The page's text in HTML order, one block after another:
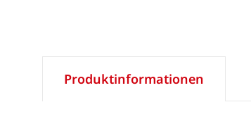
Produktinformationen